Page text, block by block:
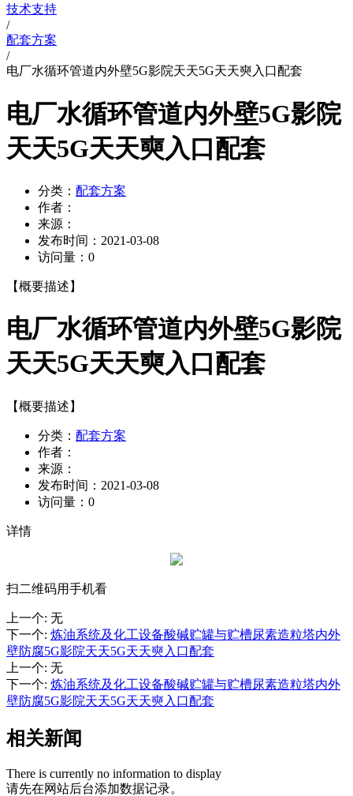
技术支持
/
配套方案
/
电厂水循环管道内外壁5G影院天天5G天天奭入口配套
电厂水循环管道内外壁5G影院
天天5G天天奭入口配套
分类： 配套方案
作者：
来源：
发布时间： 2021-03-08
访问量： 0
【概要描述】
电厂水循环管道内外壁5G影院
天天5G天天奭入口配套
【概要描述】
分类： 配套方案
作者：
来源：
发布时间： 2021-03-08
访问量： 0
详情
扫二维码用手机看
上一个: 无
下一个: 炼油系统及化工设备酸碱贮罐与贮槽尿素造粒塔内外
壁防腐5G影院天天5G天天奭入口配套
上一个: 无
下一个: 炼油系统及化工设备酸碱贮罐与贮槽尿素造粒塔内外
壁防腐5G影院天天5G天天奭入口配套
相关新闻
There is currently no information to display
请先在网站后台添加数据记录。